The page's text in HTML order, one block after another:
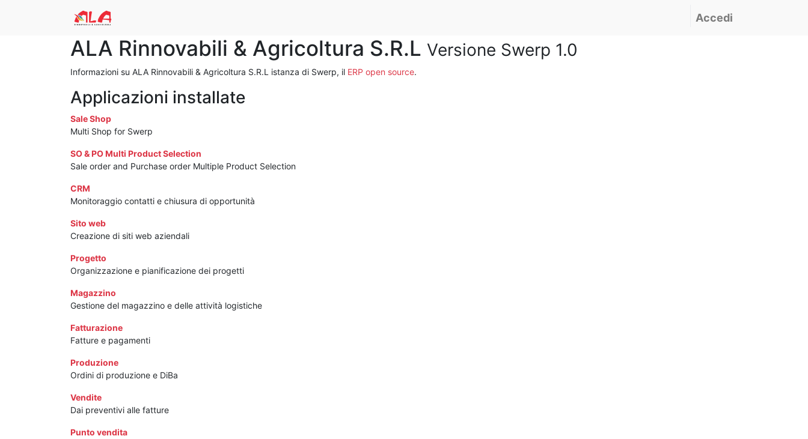
Accedi
ALA Rinnovabili & Agricoltura S.R.L Versione Swerp 1.0
Informazioni su ALA Rinnovabili & Agricoltura S.R.L istanza di Swerp, il ERP open source.
Applicazioni installate
Sale Shop
Multi Shop for Swerp
SO & PO Multi Product Selection
Sale order and Purchase order Multiple Product Selection
CRM
Monitoraggio contatti e chiusura di opportunità
Sito web
Creazione di siti web aziendali
Progetto
Organizzazione e pianificazione dei progetti
Magazzino
Gestione del magazzino e delle attività logistiche
Fatturazione
Fatture e pagamenti
Produzione
Ordini di produzione e DiBa
Vendite
Dai preventivi alle fatture
Punto vendita